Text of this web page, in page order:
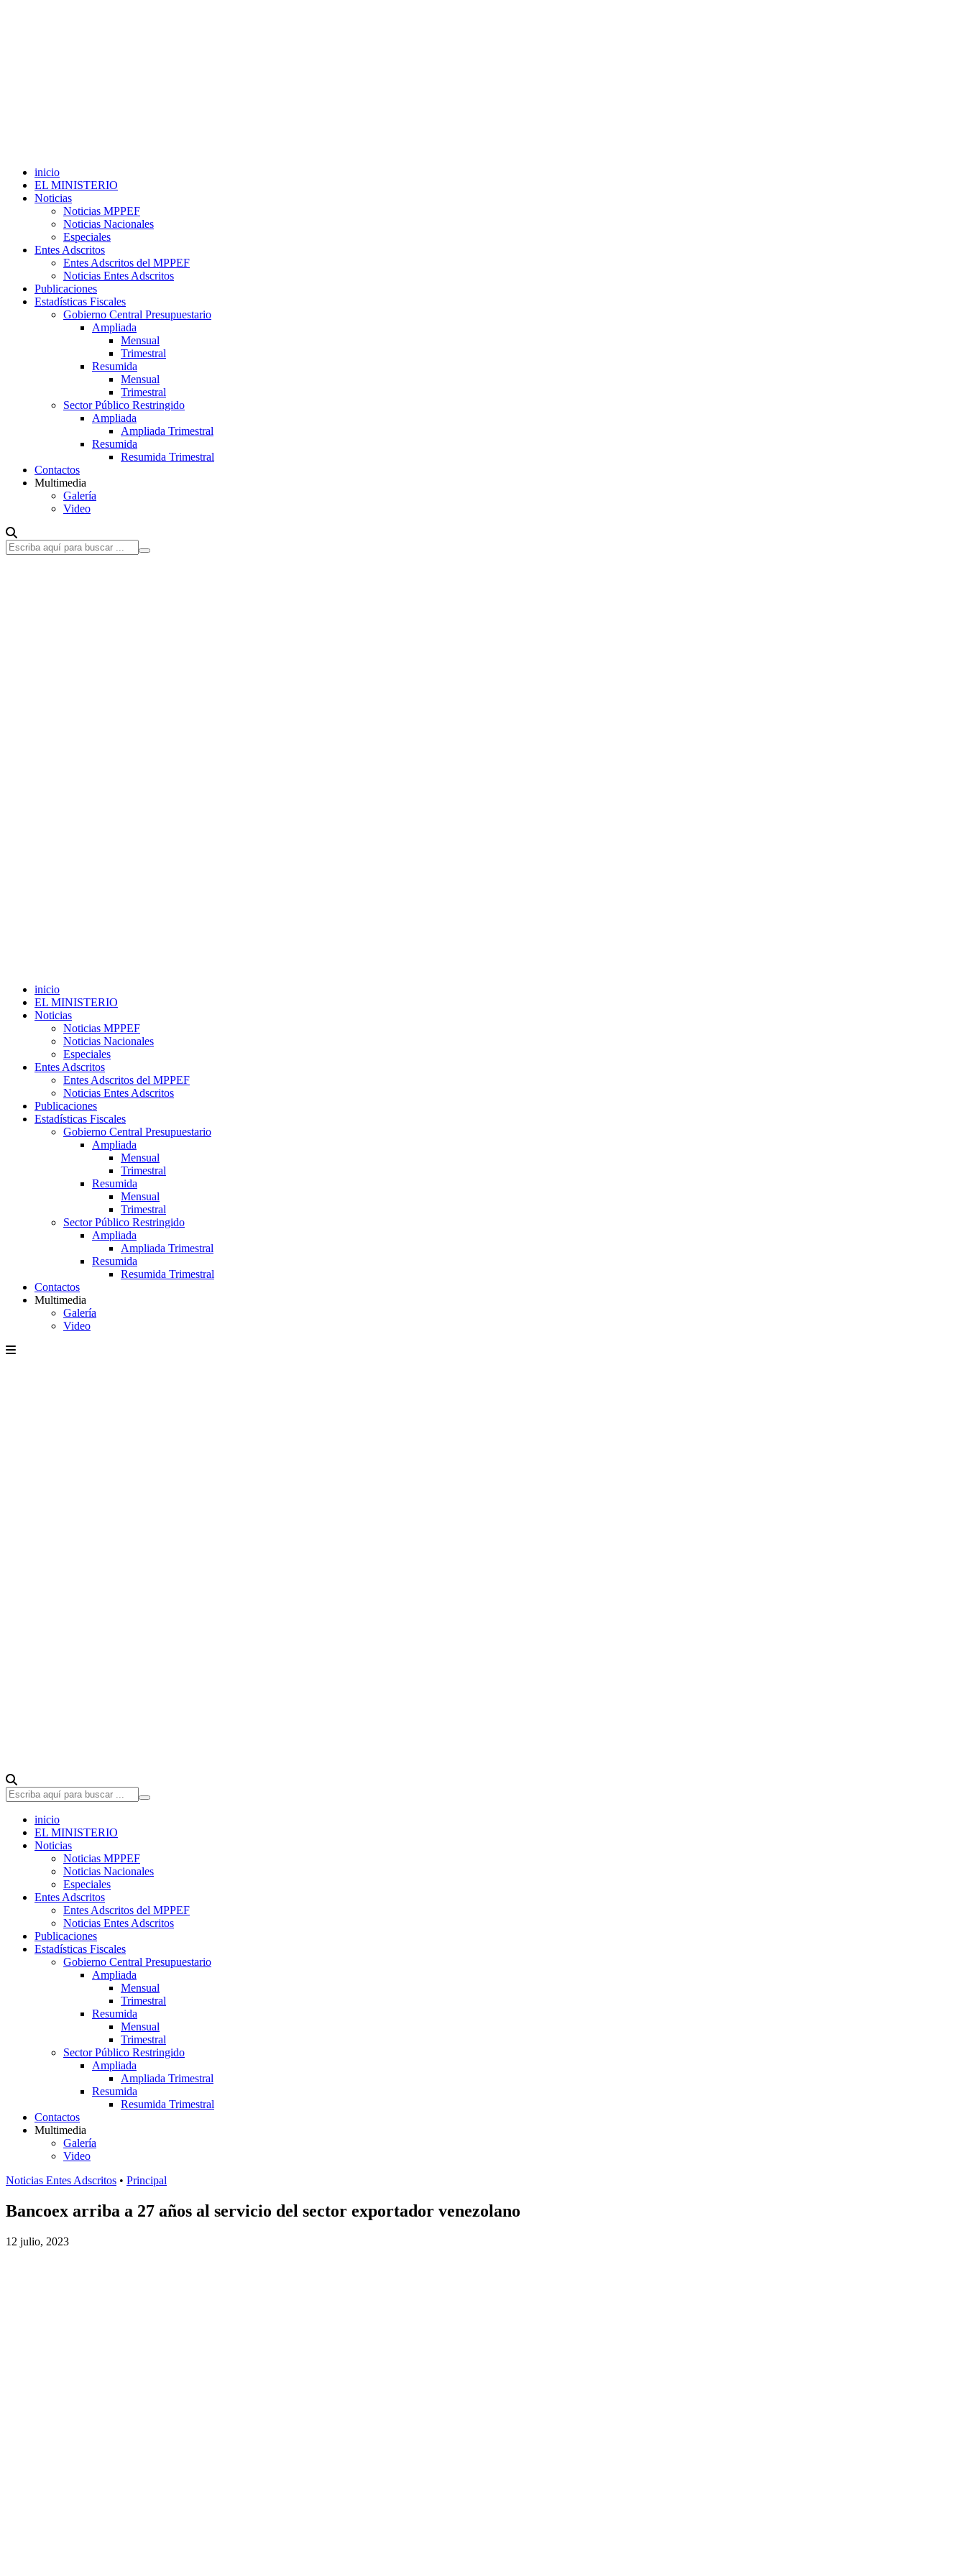
inicio
EL MINISTERIO
Noticias
Noticias MPPEF
Noticias Nacionales
Especiales
Entes Adscritos
Entes Adscritos del MPPEF
Noticias Entes Adscritos
Publicaciones
Estadísticas Fiscales
Gobierno Central Presupuestario
Ampliada
Mensual
Trimestral
Resumida
Mensual
Trimestral
Sector Público Restringido
Ampliada
Ampliada Trimestral
Resumida
Resumida Trimestral
Contactos
Multimedia
Galería
Video
inicio
EL MINISTERIO
Noticias
Noticias MPPEF
Noticias Nacionales
Especiales
Entes Adscritos
Entes Adscritos del MPPEF
Noticias Entes Adscritos
Publicaciones
Estadísticas Fiscales
Gobierno Central Presupuestario
Ampliada
Mensual
Trimestral
Resumida
Mensual
Trimestral
Sector Público Restringido
Ampliada
Ampliada Trimestral
Resumida
Resumida Trimestral
Contactos
Multimedia
Galería
Video
inicio
EL MINISTERIO
Noticias
Noticias MPPEF
Noticias Nacionales
Especiales
Entes Adscritos
Entes Adscritos del MPPEF
Noticias Entes Adscritos
Publicaciones
Estadísticas Fiscales
Gobierno Central Presupuestario
Ampliada
Mensual
Trimestral
Resumida
Mensual
Trimestral
Sector Público Restringido
Ampliada
Ampliada Trimestral
Resumida
Resumida Trimestral
Contactos
Multimedia
Galería
Video
Noticias Entes Adscritos • Principal
Bancoex arriba a 27 años al servicio del sector exportador venezolano
12 julio, 2023